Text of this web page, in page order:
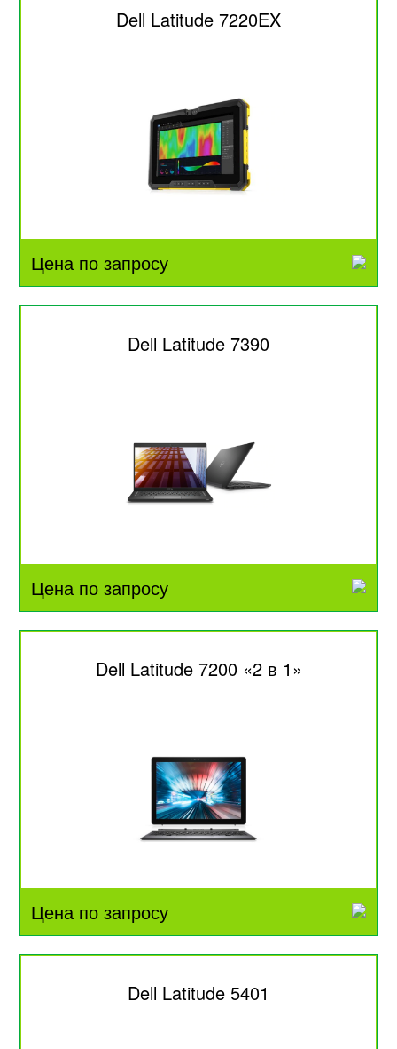
Dell Latitude 7220EX
Цена по запросу
Dell Latitude 7390
Цена по запросу
Dell Latitude 7200 «2 в 1»
Цена по запросу
Dell Latitude 5401